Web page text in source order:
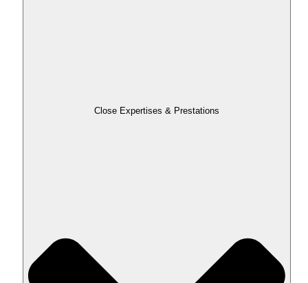
Close Expertises & Prestations